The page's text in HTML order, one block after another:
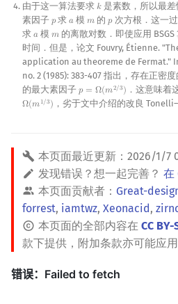
由于这一算法要求 𝑘
k是素数，所以最差
素因子 𝑝
p求𝑎
a 模𝑚
m 的𝑝
p次方根．这一
求 𝑎
a模 𝑚
m 的离散对数．即使应用
时间．但是，论文 Fouvry, Étienne.
application au theoreme de Fermat."
no. 2 (1985): 383-407 指出，存在正密
的最大素因子 𝑝 = Ω(𝑚2/3)
p =Ω (m2/3) ．这意味着
Ω(𝑚1/3)
Ω(m1/3) ，劣于文中介绍的改良
本页面最近更新： 2026/1/7
发现错误？想一起完善？ 在
本页面贡献者： Great-
forrest, iamtwz, Xeonacid,
本页面的全部内容在 CC BY-
款下提供，附加条款亦可能应用